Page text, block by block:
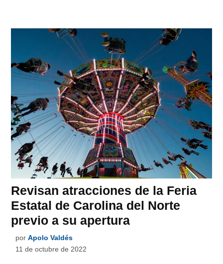
Revisan atracciones de la Feria
Estatal de Carolina del Norte
previo a su apertura
por Apolo Valdés
11 de octubre de 2022